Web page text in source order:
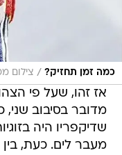
כמה זמן תחזיק? / צילום
אז זהו, שעל פי
מדובר בסיבוב
שדיקפריו היה
מעבר לים. כעת,